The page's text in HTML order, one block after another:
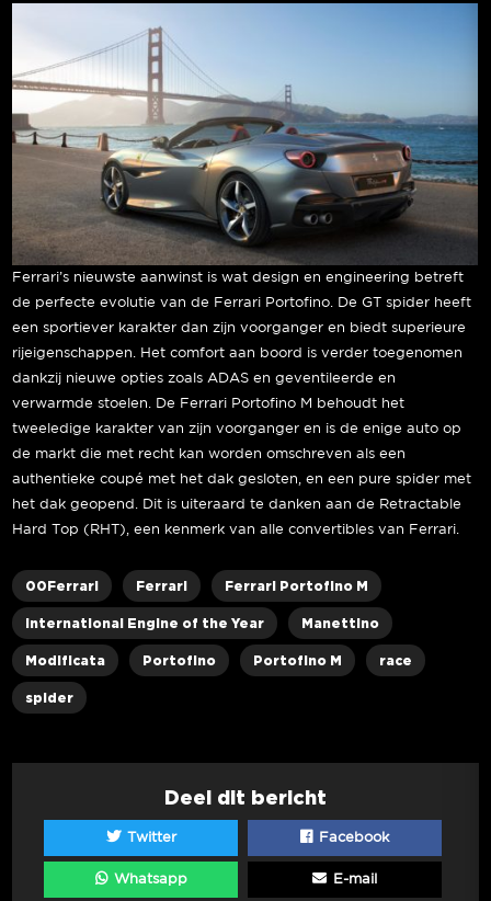
Ferrari’s nieuwste aanwinst is wat design en engineering betreft
de perfecte evolutie van de Ferrari Portofino. De GT spider heeft
een sportiever karakter dan zijn voorganger en biedt superieure
rijeigenschappen. Het comfort aan boord is verder toegenomen
dankzij nieuwe opties zoals ADAS en geventileerde en
verwarmde stoelen. De Ferrari Portofino M behoudt het
tweeledige karakter van zijn voorganger en is de enige auto op
de markt die met recht kan worden omschreven als een
authentieke coupé met het dak gesloten, en een pure spider met
het dak geopend. Dit is uiteraard te danken aan de Retractable
Hard Top (RHT), een kenmerk van alle convertibles van Ferrari.
00Ferrari Ferrari Ferrari Portofino M
International Engine of the Year Manettino
Modificata Portofino Portofino M race
spider
Deel dit bericht
Twitter Facebook
Whatsapp E-mail